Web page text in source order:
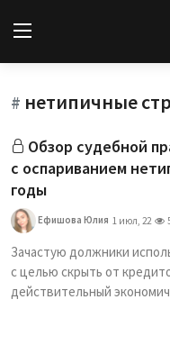
Вход
Новости
Статьи
Архив
# нетипичные
Обзор судебной
с оспариванием
годы
Ефишова Юлия 1 июл, 22
Зачастую должники
с целью скрыть от
действительный